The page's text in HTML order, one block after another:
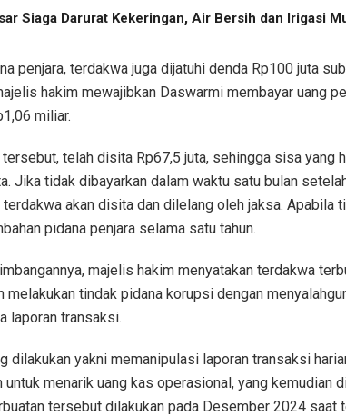
Siaga Darurat Kekeringan, Air Bersih dan Irigasi
penjara, terdakwa juga dijatuhi denda Rp100 juta
hakim mewajibkan Daswarmi membayar uang
miliar.
tersebut, telah disita Rp67,5 juta, sehingga sisa yang
Jika tidak dibayarkan dalam waktu satu bulan
terdakwa akan disita dan dilelang oleh jaksa. Apabila
pidana penjara selama satu tahun.
majelis hakim menyatakan terdakwa
melakukan tindak pidana korupsi dengan
laporan transaksi.
dilakukan yakni memanipulasi laporan transaksi
untuk menarik uang kas operasional, yang kemudian
tersebut dilakukan pada Desember 2024 saat